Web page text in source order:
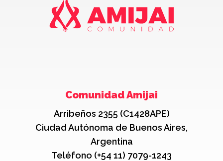
Comunidad Amijai
Arribeños 2355 (C1428APE)
Ciudad Autónoma de Buenos Aires,
Argentina
Teléfono (+54 11) 7079-1243